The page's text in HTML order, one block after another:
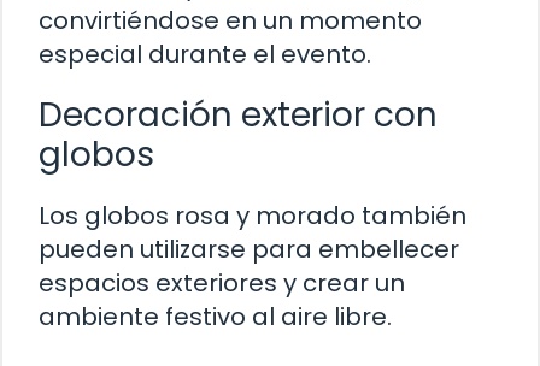
convirtiéndose en un momento
especial durante el evento.
Decoración exterior con
globos
Los globos rosa y morado también
pueden utilizarse para embellecer
espacios exteriores y crear un
ambiente festivo al aire libre.